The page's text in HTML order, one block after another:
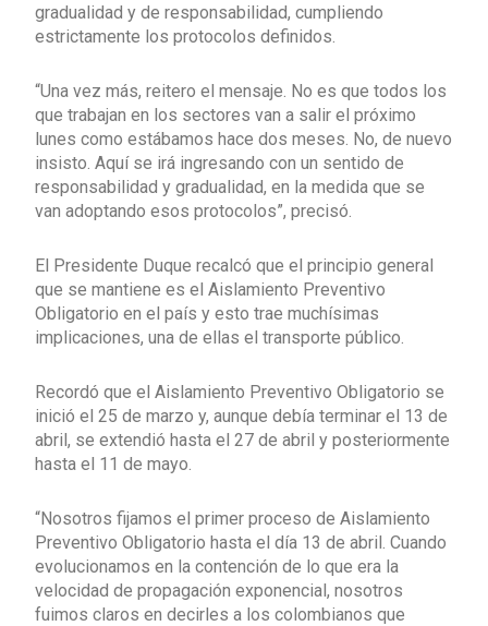
gradualidad y de responsabilidad, cumpliendo
estrictamente los protocolos definidos.
“Una vez más, reitero el mensaje. No es que todos los
que trabajan en los sectores van a salir el próximo
lunes como estábamos hace dos meses. No, de nuevo
insisto. Aquí se irá ingresando con un sentido de
responsabilidad y gradualidad, en la medida que se
van adoptando esos protocolos”, precisó.
El Presidente Duque recalcó que el principio general
que se mantiene es el Aislamiento Preventivo
Obligatorio en el país y esto trae muchísimas
implicaciones, una de ellas el transporte público.
Recordó que el Aislamiento Preventivo Obligatorio se
inició el 25 de marzo y, aunque debía terminar el 13 de
abril, se extendió hasta el 27 de abril y posteriormente
hasta el 11 de mayo.
“Nosotros fijamos el primer proceso de Aislamiento
Preventivo Obligatorio hasta el día 13 de abril. Cuando
evolucionamos en la contención de lo que era la
velocidad de propagación exponencial, nosotros
fuimos claros en decirles a los colombianos que